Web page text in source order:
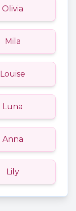
Olivia
Mila
Louise
Luna
Anna
Lily